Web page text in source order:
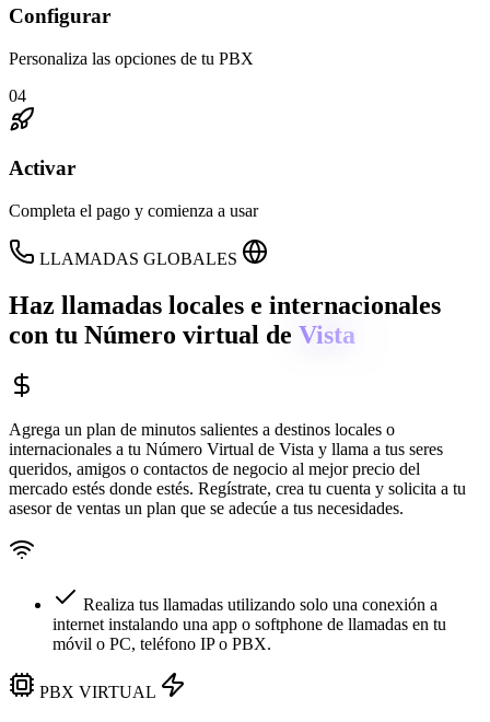
Configurar
Personaliza las opciones de tu PBX
04
Activar
Completa el pago y comienza a usar
LLAMADAS GLOBALES
Haz llamadas locales e internacionales
con tu Número virtual de Vista
Agrega un plan de minutos salientes a destinos locales o
internacionales a tu Número Virtual de Vista y llama a tus seres
queridos, amigos o contactos de negocio al mejor precio del
mercado estés donde estés. Regístrate, crea tu cuenta y solicita a tu
asesor de ventas un plan que se adecúe a tus necesidades.
Realiza tus llamadas utilizando solo una conexión a
internet instalando una app o softphone de llamadas en tu
móvil o PC, teléfono IP o PBX.
PBX VIRTUAL